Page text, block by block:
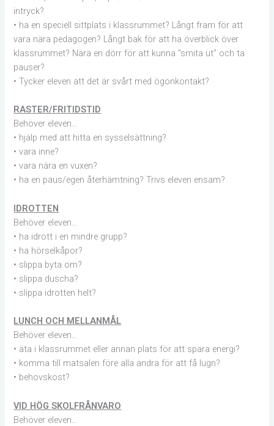
intryck?
• ha en speciell sittplats i klassrummet? Långt fram för att
vara nära pedagogen? Långt bak för att ha överblick över
klassrummet? Nära en dörr för att kunna ”smita ut” och ta
pauser?
• Tycker eleven att det är svårt med ögonkontakt?
RASTER/FRITIDSTID
Behöver eleven…
• hjälp med att hitta en sysselsättning?
• vara inne?
• vara nära en vuxen?
• ha en paus/egen återhämtning? Trivs eleven ensam?
IDROTTEN
Behöver eleven…
• ha idrott i en mindre grupp?
• ha hörselkåpor?
• slippa byta om?
• slippa duscha?
• slippa idrotten helt?
LUNCH OCH MELLANMÅL
Behöver eleven…
• äta i klassrummet eller annan plats för att spara energi?
• komma till matsalen före alla andra för att få lugn?
• behovskost?
VID HÖG SKOLFRÅNVARO
Behöver eleven…